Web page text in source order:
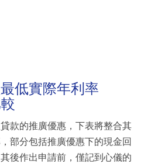
低實際年利率
款的推廣優惠，下表將整合其
部分包括推廣優惠下的現金回
後作出申請前，僅記到心儀的